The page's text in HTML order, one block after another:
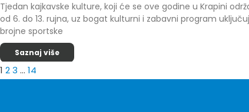
Tjedan kajkavske kulture, koji će se ove godine u Krapini
od 6. do 13. rujna, uz bogat kulturni i zabavni program
brojne sportske
Saznaj više
1 23 … 14